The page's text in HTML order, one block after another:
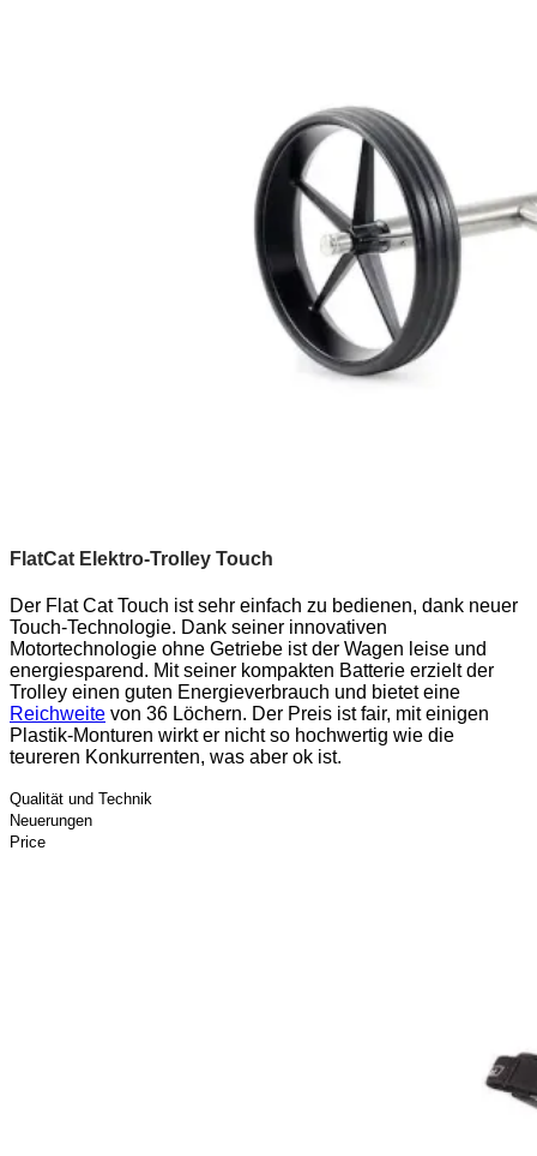
FlatCat Elektro-Trolley Touch
Der Flat Cat Touch ist sehr einfach zu bedienen, dank neuer
Touch-Technologie. Dank seiner innovativen
Motortechnologie ohne Getriebe ist der Wagen leise und
energiesparend. Mit seiner kompakten Batterie erzielt der
Trolley einen guten Energieverbrauch und bietet eine
Reichweite von 36 Löchern. Der Preis ist fair, mit einigen
Plastik-Monturen wirkt er nicht so hochwertig wie die
teureren Konkurrenten, was aber ok ist.
Qualität und Technik
Neuerungen
Price